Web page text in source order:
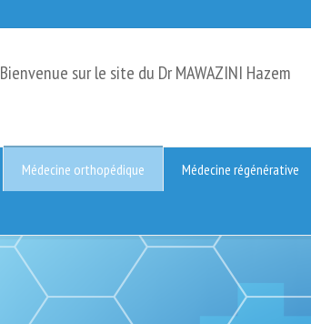
Bienvenue sur le site du Dr MAWAZINI Hazem
Médecine orthopédique Médecine régénérative